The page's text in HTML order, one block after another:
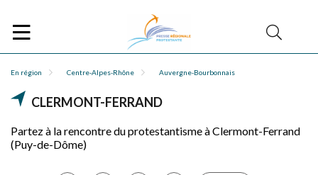
En région Centre-Alpes-Rhône Auvergne-Bourbonnais
CLERMONT-FERRAND
Partez à la rencontre du protestantisme à Clermont-Ferrand
(Puy-de-Dôme)